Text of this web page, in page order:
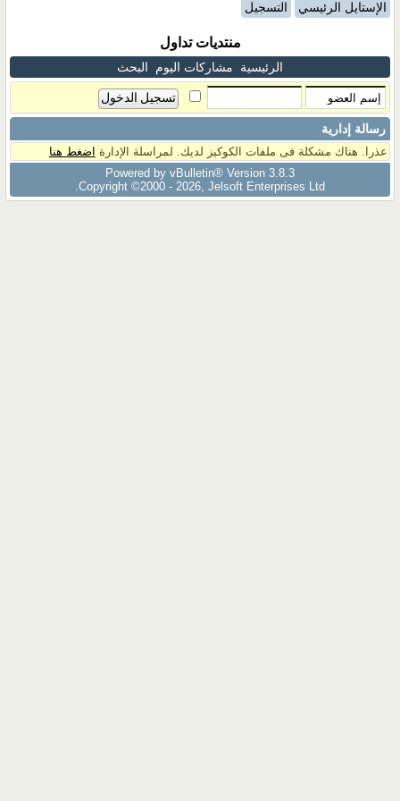
الإستايل الرئيسي التسجيل
منتديات تداول
الرئيسية مشاركات اليوم البحث
رسالة إدارية
عذرا. هناك مشكلة فى ملفات الكوكيز لديك. لمراسلة الإدارة اضغط هنا
Powered by vBulletin® Version 3.8.3
Copyright ©2000 - 2026, Jelsoft Enterprises Ltd.